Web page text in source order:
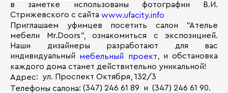
в заметке использованы фотографии В.И.
Стрижевского с сайта www.ufacity.info
Приглашаем уфимцев посетить салон "Ателье
мебели Mr.Doors", ознакомиться с экспозицией.
Наши дизайнеры разработают для вас
индивидуальный мебельный проект, и обстановка
каждого дома станет действительно уникальной!
Адрес: ул. Проспект Октября, 132/3
Телефоны салона: (347) 246 61 89 и (347) 246 61 90.